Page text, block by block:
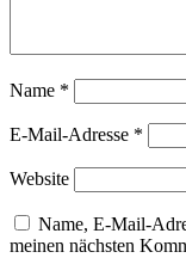
Name *
E-Mail-Adresse *
Website
Name, E-Mail-
meinen nächsten